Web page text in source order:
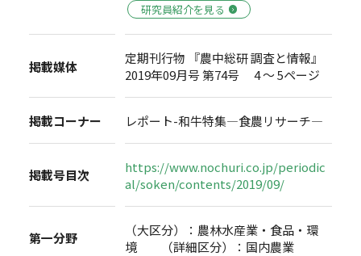
研究員紹介を見る
掲載媒体
定期刊行物 『農中総研 調査と情報』
2019年09月号 第74号 4 ～ 5ページ
掲載コーナー レポート-和牛特集―食農リサーチ―
掲載号目次
https://www.nochuri.co.jp/periodic
al/soken/contents/2019/09/
第一分野
（大区分）：農林水産業・食品・環
境 （詳細区分）：国内農業